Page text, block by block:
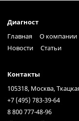
Диагност
Главная
О компании
Новости
Статьи
Контакты
105318, Москва,
+7 (495) 783-39-64
8 800 777-48-96